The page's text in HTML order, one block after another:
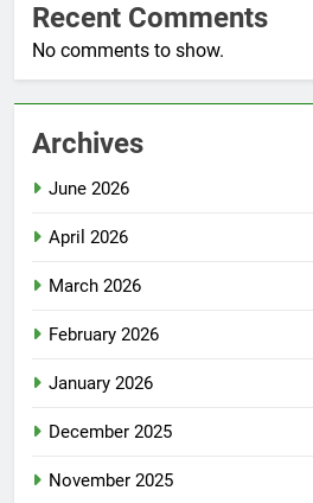
Recent Comments
No comments to show.
Archives
June 2026
April 2026
March 2026
February 2026
January 2026
December 2025
November 2025